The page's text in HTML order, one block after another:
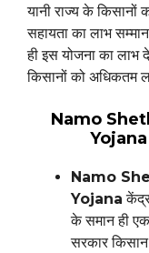
यानी राज्य के
सहायता का लाभ
ही इस योजना का लाभ
किसानों को अधिकतम
Namo
Yojana
Namo
Yojana
के समान ही
सरकार